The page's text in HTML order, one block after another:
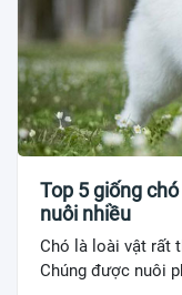
Top 5 giống
nuôi nhiều
Chó là loài vật rất
Chúng được nuôi